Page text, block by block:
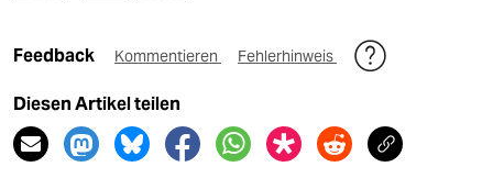
Feedback Kommentieren Fehlerhinweis
Diesen Artikel teilen